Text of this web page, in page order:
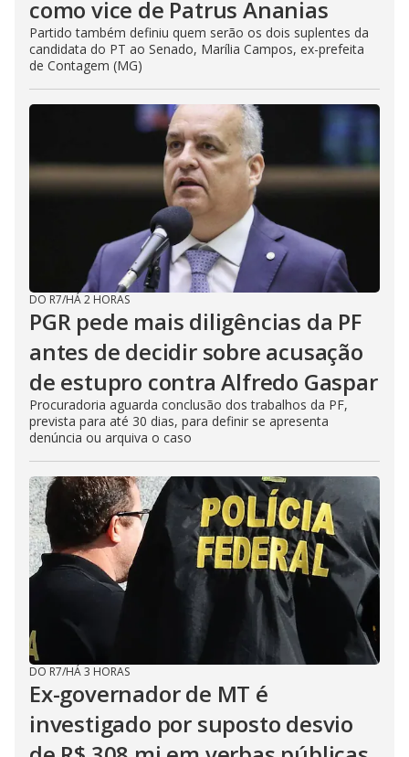
como vice de Patrus Ananias
Partido também definiu quem serão os dois suplentes da
candidata do PT ao Senado, Marília Campos, ex-prefeita
de Contagem (MG)
DO R7/HÁ 2 HORAS
PGR pede mais diligências da PF
antes de decidir sobre acusação
de estupro contra Alfredo Gaspar
Procuradoria aguarda conclusão dos trabalhos da PF,
prevista para até 30 dias, para definir se apresenta
denúncia ou arquiva o caso
DO R7/HÁ 3 HORAS
Ex-governador de MT é
investigado por suposto desvio